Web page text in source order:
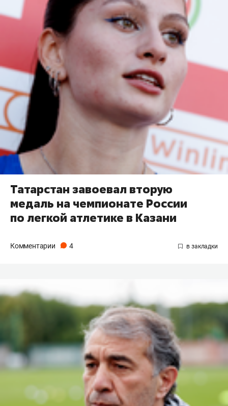
Татарстан завоевал вторую
медаль на чемпионате России
по легкой атлетике в Казани
Комментарии 4